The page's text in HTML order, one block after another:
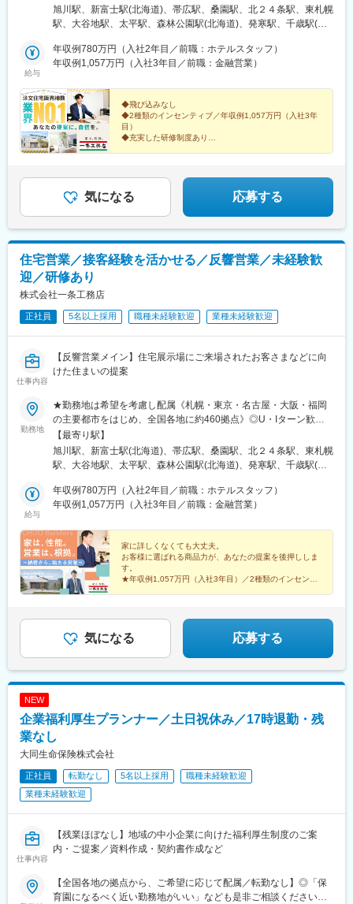
■働き方
・大手企業らしく育休・時短など女性の働く環境が制度として確
・有休を取得するのが当たり前という風土が根付いており、休み
に対するフォローが手厚いことも魅力の一つ。家庭の事情で急に
められます。
■雇用形態
・入社後6ヶ月間を試用期間後、有期雇用契約(期間：1年間)とな
り、1年毎の契約更新(※契約更新基準有)となります。
転換となります。基本的には無期雇用への転換を前提とした制度
となり、入社後の無期雇用への転換率は殆ど100％。勤怠や勤務
態度に大きな問題が無ければ基本的には更新となります。業績の
変更の範囲：無
外喫煙場所あり）※Ｕ・Ｉターン支援あり／会社都合で引っ越しが
必要な場合は費用補助あり（規定あり）【下記は拠点一例です】※
旭川駅、新富士駅(北海道)、帯広駅、桑園駅、北２４条駅、東札幌
駅、大谷地駅、太平駅、森林公園駅(北海道)、発寒駅、千歳駅(北
駅、小中野駅、岩手飯岡駅、盛岡駅、泉外旭川駅、秋田駅、横手
駅、山形駅、東金井駅、鶴岡駅、西袋駅、米沢駅、平野駅(福島
駅、新白河駅、湯本駅、会津若松駅、西那須野駅、宇都宮駅、東
武宇都宮駅、西川田駅、雀宮駅、小田林駅、県駅、新栃木駅、佐
野市駅、常陸多賀駅、阿字ケ浦駅、赤塚駅、偕楽園駅、古河駅、
研究学園駅、土浦駅、守谷駅、石原駅(埼玉県)、熊谷駅、北上尾
駅、本庄駅、久喜駅、花崎駅、東松山駅、新三郷駅、浦和駅、武
塚駅、鳩ケ谷駅、川越駅、狭山ケ丘駅、若葉駅、南越谷駅、飯岡
駅、京成成田駅、柏たなか駅、逆井駅、初石駅、新松戸駅、東海
大学駅、新小金井駅、立飛駅、武蔵小金井駅、北綾瀬駅、北八王
子駅、用賀駅、新大久保駅、町田駅、百合ケ丘駅、たまプラーザ
駅、小机駅、西横浜駅、港南台駅、二俣川駅、古淵駅、八丁畷
駅、向河原駅、県立大学駅、本鵠沼駅、海老名駅(相鉄・小田急)、
本厚木駅、秦野駅、宮山駅、国府津駅、国母駅、南甲府駅、月江
寺駅、上田駅、佐久平駅、市役所前駅(長野県)、北長野駅、茅野
駅、伊那市駅、平田駅(長野県)、松本駅、豊科駅、鼎駅、長野駅、
小針駅、越後石山駅、新潟駅、直江津駅、長岡駅、燕三条駅、越
前東郷駅、追分口駅、敦賀駅、新静岡駅、大場駅、沼津駅、吉原
駅、清水駅(静岡県)、長沼駅(静岡県)、安倍川駅、西焼津駅、藤枝
駅、新浜松駅、高師駅、西岡崎駅、桜町前駅、三河豊田駅、平針
駅、大府駅、重原駅、野並駅、浅間町駅、住吉町駅、小坂井駅、
芸大通駅、熱田駅、春日井駅(中央本線)、蟹江駅、稲沢駅、土岐市
駅、新可児駅、六軒駅(岐阜県)、西岐阜駅、東大垣駅、美乃坂本
駅、高山駅、益生駅、白子駅、南四日市駅、南が丘駅、櫛田駅、
口駅、淀駅、六地蔵駅(京阪線)、千代川駅、福知山駅、西舞鶴駅、
学研奈良登美ケ丘駅、新大宮駅、大和八木駅、摂津富田駅、星ケ
萩原天神駅、和泉中央駅、長滝駅、宮前駅、六十谷駅、滝野駅、
尾上の松駅、西宮北口駅、神戸駅(兵庫県)、飾磨駅、京口駅、伊丹
駅(阪急線)、福山駅、東尾道駅、不動院前駅、広電本社前駅、西条
駅(広島県)、東津山駅、鳥取駅、東山公園駅(鳥取県)、松江駅、高
浜駅(島根県)、文化の森駅、教会前駅、伏石駅、宇多津駅、伊予和
駅(山口県)、居能駅、新下関駅、本城駅、西小倉駅、室見駅、香椎
宮前駅、茶山駅(福岡県)、大野城駅、久留米駅、五郎丸駅、福間
駅、牧駅(大分県)、西大分駅、南大分駅、西熊本駅、北熊本駅、荒
新町駅、海老名駅(相模線)、岩村田駅、亀島駅、熱田神宮西駅、可
阪府)、恵美須町駅、中百舌鳥駅、阪神国道駅、ハーバーランド
駅、牛田駅(広島県)、岡田駅(愛媛県)、小倉駅(福岡県)、西鉄香椎
駅、坪井川公園駅、京成船橋駅、豊洲駅、泉体育館駅、東新宿
駅、戸部駅、西高蔵駅、六地蔵駅(奈良線)、畝傍駅、大国町駅、白
鷺駅、高速神戸駅、西鉄千早駅、打越駅
給与
年収例780万円（入社2年目／前職：ホテルスタッフ）
年収例1,057万円（入社3年目／前職：金融営業）
◆飛び込みなし
◆2種類のインセンティブ／年収例1,057万円（入社3年
目）
◆充実した研修制度あり
圧倒的な商品力が、あなたの提案をバックアップしま
す！
気になる 応募する
住宅営業／接客経験を活かせる／反響営業／未経験歓
迎／研修あり
株式会社一条工務店
正社員 5名以上採用 職種未経験歓迎 業種未経験歓迎
仕事内容
【反響営業メイン】住宅展示場にご来場されたお客さまなどに向
けた住まいの提案
勤務地
★勤務地は希望を考慮し配属《札幌・東京・名古屋・大阪・福岡
の主要都市をはじめ、全国各地に約460拠点》◎U・Iターン歓迎
◎マイカー通勤可※受動喫煙対策：あり（全事業所 屋内禁煙／屋
外喫煙場所あり）※Ｕ・Ｉターン支援あり／会社都合で引っ越しが
必要な場合は費用補助あり（規定あり）【下記は拠点一例です】※
【最寄り駅】
旭川駅、新富士駅(北海道)、帯広駅、桑園駅、北２４条駅、東札幌
駅、大谷地駅、太平駅、森林公園駅(北海道)、発寒駅、千歳駅(北
駅、小中野駅、岩手飯岡駅、盛岡駅、泉外旭川駅、秋田駅、横手
駅、山形駅、東金井駅、鶴岡駅、西袋駅、米沢駅、平野駅(福島
駅、新白河駅、湯本駅、会津若松駅、西那須野駅、宇都宮駅、東
武宇都宮駅、西川田駅、雀宮駅、小田林駅、県駅、新栃木駅、佐
野市駅、常陸多賀駅、阿字ケ浦駅、赤塚駅、偕楽園駅、古河駅、
研究学園駅、土浦駅、守谷駅、石原駅(埼玉県)、熊谷駅、北上尾
駅、本庄駅、久喜駅、花崎駅、東松山駅、新三郷駅、浦和駅、武
塚駅、鳩ケ谷駅、川越駅、狭山ケ丘駅、若葉駅、南越谷駅、飯岡
駅、京成成田駅、柏たなか駅、逆井駅、初石駅、新松戸駅、東海
駅、小机駅、西横浜駅、港南台駅、二俣川駅、古淵駅、八丁畷
本厚木駅、秦野駅、宮山駅、国府津駅、国母駅、南甲府駅、月江
駅、伊那市駅、平田駅(長野県)、松本駅、豊科駅、鼎駅、長野駅、
小針駅、越後石山駅、新潟駅、直江津駅、長岡駅、燕三条駅、越
駅、掛川駅、遠江一宮駅、御厨駅(静岡県)、遠州小松駅、天竜川
駅、新浜松駅、高師駅、西岡崎駅、桜町前駅、三河豊田駅、平針
芸大通駅、熱田駅、春日井駅(中央本線)、蟹江駅、稲沢駅、土岐市
駅、新可児駅、六軒駅(岐阜県)、西岐阜駅、東大垣駅、美乃坂本
給与
年収例780万円（入社2年目／前職：ホテルスタッフ）
年収例1,057万円（入社3年目／前職：金融営業）
家に詳しくなくても大丈夫。
お客様に選ばれる商品力が、あなたの提案を後押ししま
す。
★年収例1,057万円（入社3年目）／2種類のインセンテ
気になる 応募する
NEW
企業福利厚生プランナー／土日祝休み／17時退勤・残
業なし
大同生命保険株式会社
正社員 転勤なし 5名以上採用
職種未経験歓迎
業種未経験歓迎
仕事内容
【残業ほぼなし】地域の中小企業に向けた福利厚生制度のご案
内・ご提案／資料作成・契約書作成など
【全国各地の拠点から、ご希望に応じて配属／転勤なし】◎「保
育園になるべく近い勤務地がいい」なども是非ご相談ください